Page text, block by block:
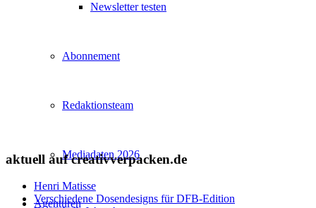
Newsletter testen
Abonnement
Redaktionsteam
Mediadaten 2026
Agenturen
aktuell auf creativverpacken.de
Henri Matisse
Verschiedene Dosendesigns für DFB-Edition